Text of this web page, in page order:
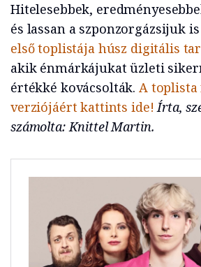
Hitelesebbek,
és lassan a szponzorgázsijuk
első toplistája húsz digitális
akik énmárkájukat üzleti
értékké kovácsolták. A
verziójáért kattints ide! Írta,
számolta: Knittel Martin.